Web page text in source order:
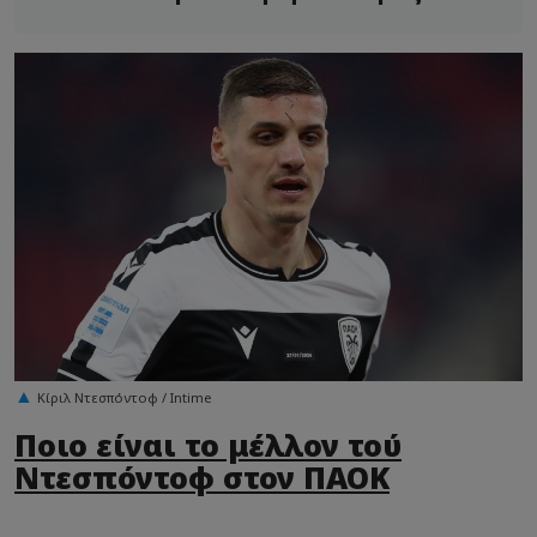
Κίριλ Ντεσπόντοφ / Intime
Ποιο είναι το μέλλον τού
Ντεσπόντοφ στον ΠΑΟΚ